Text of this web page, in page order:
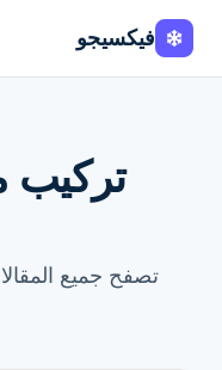
فيكسيجو
تركيب
تصفح جميع